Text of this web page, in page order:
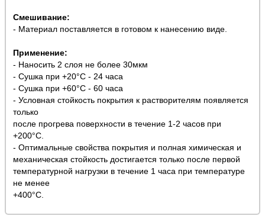
Смешивание:
- Материал поставляется в готовом к нанесению виде.
Применение:
- Наносить 2 слоя не более 30мкм
- Сушка при +20°С - 24 часа
- Сушка при +60°С - 60 часа
- Условная стойкость покрытия к растворителям появляется
только
после прогрева поверхности в течение 1-2 часов при
+200°С.
- Оптимальные свойства покрытия и полная химическая и
механическая стойкость достигается только после первой
температурной нагрузки в течение 1 часа при температуре
не менее
+400°С.